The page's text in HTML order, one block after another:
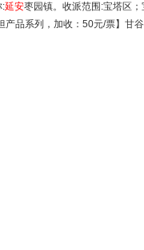
:延安枣园镇。收派范围:宝塔区
品系列，加收：50元/票】甘